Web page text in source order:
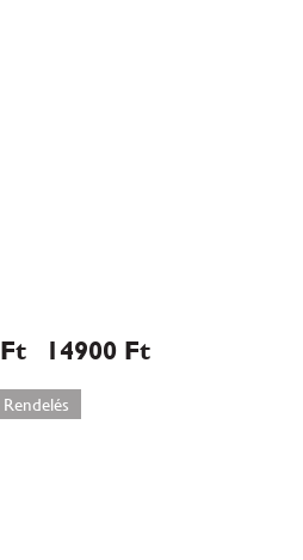
Ft 14900 Ft
Rendelés